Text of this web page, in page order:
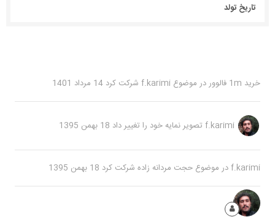
تاریخ تولد
خرید 1m فالوور در موضوع f.karimi شرکت کرد 14 مرداد 1401
f.karimi تصویر نمایه خود را تغییر داد 18 بهمن 1395
f.karimiدر موضوع حجت مردانه زاده شرکت کرد 18 بهمن 1395